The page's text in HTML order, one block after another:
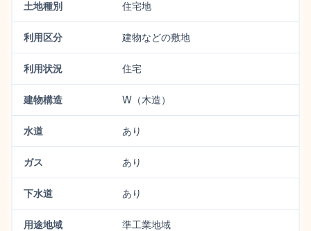
土地種別 住宅地
利用区分 建物などの敷地
利用状況 住宅
建物構造 W（木造）
水道 あり
ガス あり
下水道 あり
用途地域 準工業地域